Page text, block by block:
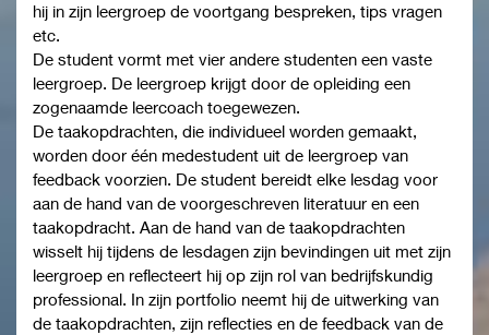
hij in zijn leergroep de voortgang bespreken, tips vragen
etc.
De student vormt met vier andere studenten een vaste
leergroep. De leergroep krijgt door de opleiding een
zogenaamde leercoach toegewezen.
De taakopdrachten, die individueel worden gemaakt,
worden door één medestudent uit de leergroep van
feedback voorzien. De student bereidt elke lesdag voor
aan de hand van de voorgeschreven literatuur en een
taakopdracht. Aan de hand van de taakopdrachten
wisselt hij tijdens de lesdagen zijn bevindingen uit met zijn
leergroep en reflecteert hij op zijn rol van bedrijfskundig
professional. In zijn portfolio neemt hij de uitwerking van
de taakopdrachten, zijn reflecties en de feedback van de